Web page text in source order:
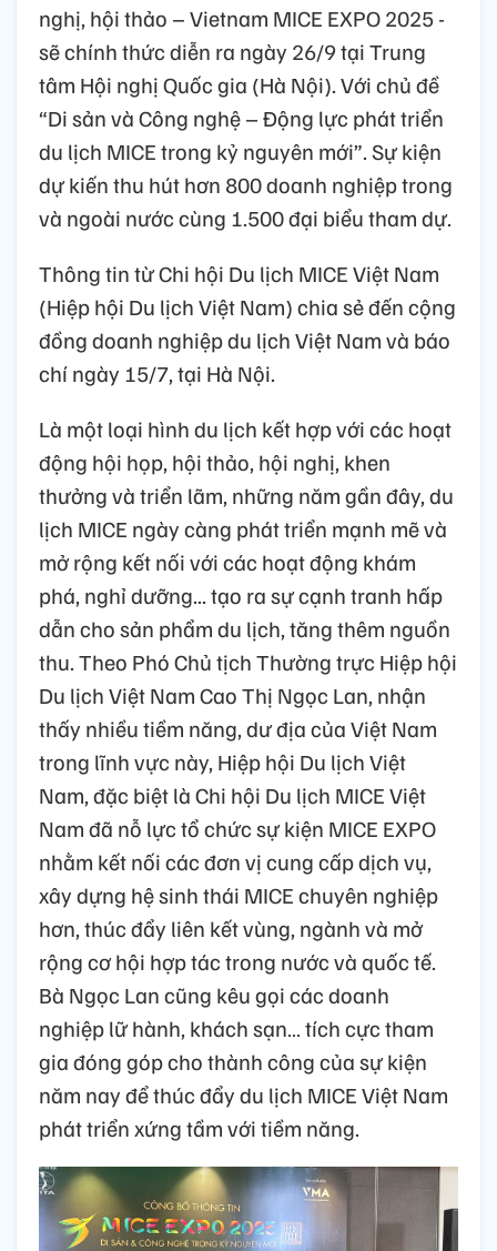
nghị, hội thảo – Vietnam MICE EXPO 2025 -
sẽ chính thức diễn ra ngày 26/9 tại Trung
tâm Hội nghị Quốc gia (Hà Nội). Với chủ đề
“Di sản và Công nghệ – Động lực phát triển
du lịch MICE trong kỷ nguyên mới”. Sự kiện
dự kiến thu hút hơn 800 doanh nghiệp trong
và ngoài nước cùng 1.500 đại biểu tham dự.
Thông tin từ Chi hội Du lịch MICE Việt Nam
(Hiệp hội Du lịch Việt Nam) chia sẻ đến cộng
đồng doanh nghiệp du lịch Việt Nam và báo
chí ngày 15/7, tại Hà Nội.
Là một loại hình du lịch kết hợp với các hoạt
động hội họp, hội thảo, hội nghị, khen
thưởng và triển lãm, những năm gần đây, du
lịch MICE ngày càng phát triển mạnh mẽ và
mở rộng kết nối với các hoạt động khám
phá, nghỉ dưỡng... tạo ra sự cạnh tranh hấp
dẫn cho sản phẩm du lịch, tăng thêm nguồn
thu. Theo Phó Chủ tịch Thường trực Hiệp hội
Du lịch Việt Nam Cao Thị Ngọc Lan, nhận
thấy nhiều tiềm năng, dư địa của Việt Nam
trong lĩnh vực này, Hiệp hội Du lịch Việt
Nam, đặc biệt là Chi hội Du lịch MICE Việt
Nam đã nỗ lực tổ chức sự kiện MICE EXPO
nhằm kết nối các đơn vị cung cấp dịch vụ,
xây dựng hệ sinh thái MICE chuyên nghiệp
hơn, thúc đẩy liên kết vùng, ngành và mở
rộng cơ hội hợp tác trong nước và quốc tế.
Bà Ngọc Lan cũng kêu gọi các doanh
nghiệp lữ hành, khách sạn… tích cực tham
gia đóng góp cho thành công của sự kiện
năm nay để thúc đẩy du lịch MICE Việt Nam
phát triển xứng tầm với tiềm năng.